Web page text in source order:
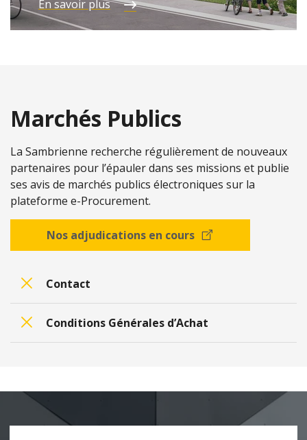
En savoir plus
Marchés Publics
La Sambrienne recherche régulièrement de nouveaux
partenaires pour l’épauler dans ses missions et publie
ses avis de marchés publics électroniques sur la
plateforme e-Procurement.
Nos adjudications en cours
Contact
Conditions Générales d’Achat